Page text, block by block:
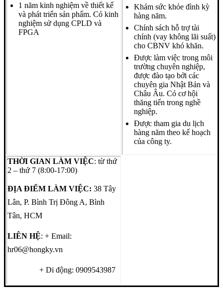
1 năm kinh nghiệm về thiết kế
và phát triển sản phẩm. Có kinh
nghiệm sử dụng CPLD và
FPGA
Khám sức khỏe đình kỳ
hàng năm.
Chính sách hỗ trợ tài
chính (vay không lãi suất)
cho CBNV khó khăn.
Được làm việc trong môi
trường chuyên nghiệp,
được đào tạo bởi các
chuyên gia Nhật Bản và
Châu Âu. Có cơ hội
thăng tiến trong nghề
nghiệp.
Được tham gia du lịch
hàng năm theo kế hoạch
của công ty.
THỜI GIAN LÀM VIỆC: từ thứ
2 – thứ 7 (8:00-17:00)
ĐỊA ĐIỂM LÀM VIỆC: 38 Tây
Lân, P. Bình Trị Đông A, Bình
Tân, HCM
LIÊN HỆ: + Email:
hr06@hongky.vn
+ Di động: 0909543987